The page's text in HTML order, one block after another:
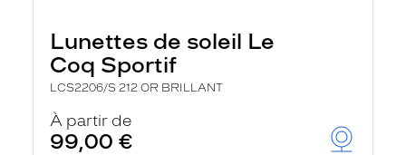
Lunettes de soleil Le
Coq Sportif
LCS2206/S 212 OR BRILLANT
À partir de
99,00 €